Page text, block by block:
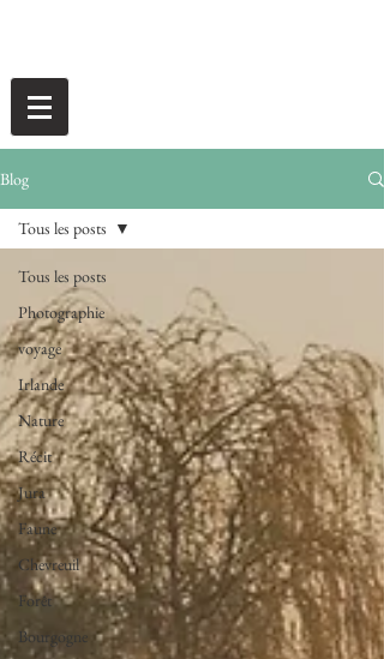
Blog
Tous les posts
Photographie
voyage
Irlande
Nature
Récit
Jura
Faune
Chevreuil
Forêt
Bourgogne
Tous les posts